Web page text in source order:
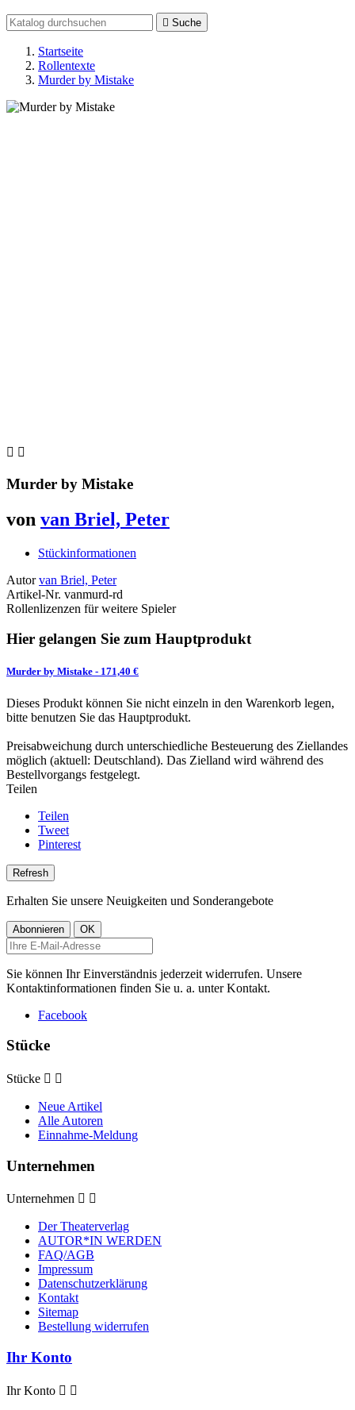
 Suche
Startseite
Rollentexte
Murder by Mistake
 
Murder by Mistake
von van Briel, Peter
Stückinformationen
Autor van Briel, Peter
Artikel-Nr. vanmurd-rd
Rollenlizenzen für weitere Spieler
Hier gelangen Sie zum Hauptprodukt
Murder by Mistake - 171,40 €
Dieses Produkt können Sie nicht einzeln in den Warenkorb legen,
bitte benutzen Sie das Hauptprodukt.
Preisabweichung durch unterschiedliche Besteuerung des Ziellandes
möglich (aktuell: Deutschland). Das Zielland wird während des
Bestellvorgangs festgelegt.
Teilen
Teilen
Tweet
Pinterest
Erhalten Sie unsere Neuigkeiten und Sonderangebote
Sie können Ihr Einverständnis jederzeit widerrufen. Unsere
Kontaktinformationen finden Sie u. a. unter Kontakt.
Facebook
Stücke
Stücke  
Neue Artikel
Alle Autoren
Einnahme-Meldung
Unternehmen
Unternehmen  
Der Theaterverlag
AUTOR*IN WERDEN
FAQ/AGB
Impressum
Datenschutzerklärung
Kontakt
Sitemap
Bestellung widerrufen
Ihr Konto
Ihr Konto  